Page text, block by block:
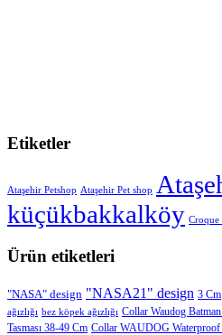
Etiketler
Ataşehir Petshop Ataşehir Pet shop
küçükbakkalköy Croque
Ürün etiketleri
"NASA" design "NASA21" design 3 Cm
ağızlığı bez köpek ağızlığı Collar Waudog
Tasması 38-49 Cm Collar WAUDOG Waterproof